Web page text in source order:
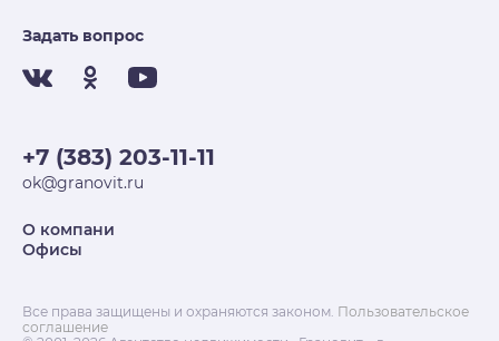
Задать вопрос
+7 (383) 203-11-11
ok@granovit.ru
О компани
Офисы
Все права защищены и охраняются законом. Пользовательское
соглашение